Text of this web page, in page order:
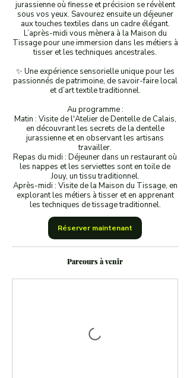
jurassienne où finesse et précision se révèlent
sous vos yeux. Savourez ensuite un déjeuner
aux touches textiles dans un cadre élégant.
L’après-midi vous mènera à la Maison du
Tissage pour une immersion dans les métiers à
tisser et les techniques ancestrales.
✨ Une expérience sensorielle unique pour les
passionnés de patrimoine, de savoir-faire local
et d’art textile traditionnel.
Au programme :
Matin : Visite de l'Atelier de Dentelle de Calais,
en découvrant les secrets de la dentelle
jurassienne et en observant les artisans
travailler.
Repas du midi : Déjeuner dans un restaurant où
les nappes et les serviettes sont en toile de
Jouy, un tissu traditionnel.
Après-midi : Visite de la Maison du Tissage, en
explorant les métiers à tisser et en apprenant
les techniques de tissage traditionnel.
Réserver maintenant
Parcours à venir